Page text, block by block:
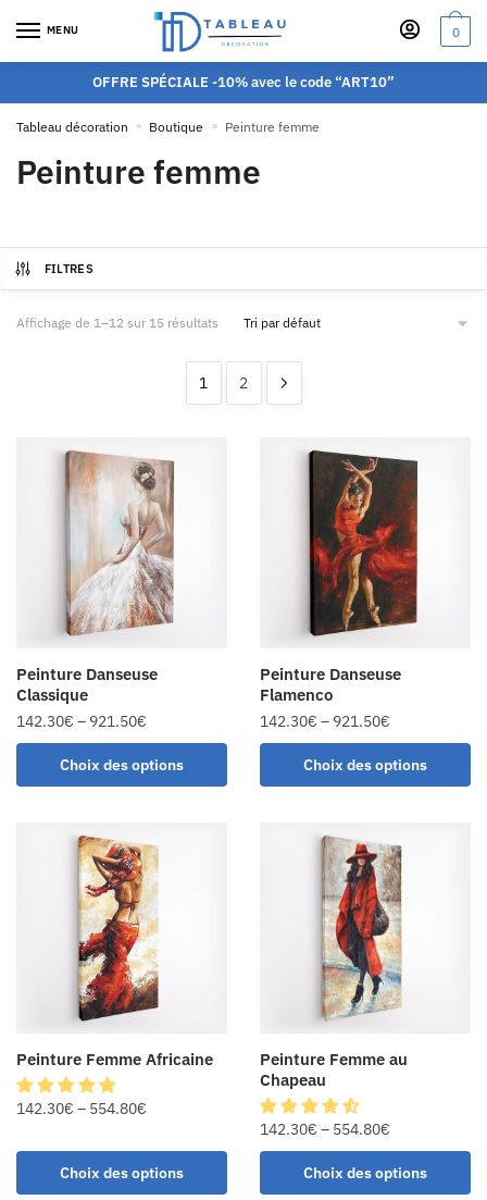
MENU 0
OFFRE SPÉCIALE -10% avec le code “ART10”
Tableau décoration » Boutique » Peinture femme
Peinture femme
FILTRES
Affichage de 1–12 sur 15 résultats
1 2
Peinture Danseuse
Classique
142.30€ – 921.50€
Choix des options
Peinture Danseuse
Flamenco
142.30€ – 921.50€
Choix des options
Peinture Femme Africaine
142.30€ – 554.80€
Choix des options
Peinture Femme au
Chapeau
142.30€ – 554.80€
Choix des options